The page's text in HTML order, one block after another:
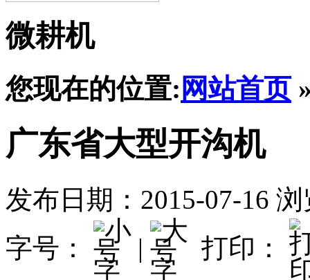
微耕机
您现在的位置: 网站首页
广东省大型开沟机
发布日期：2015-07-16 浏
字号：
| 打印：